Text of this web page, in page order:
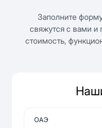
Заполните
свяжутся с вами и
стоимость,
ОАЭ